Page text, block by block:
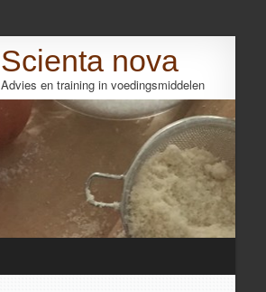
Scienta nova
Advies en training in voedingsmiddelen
Search